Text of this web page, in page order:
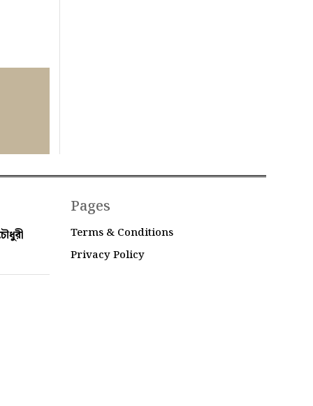
Pages
Terms & Conditions
Privacy Policy